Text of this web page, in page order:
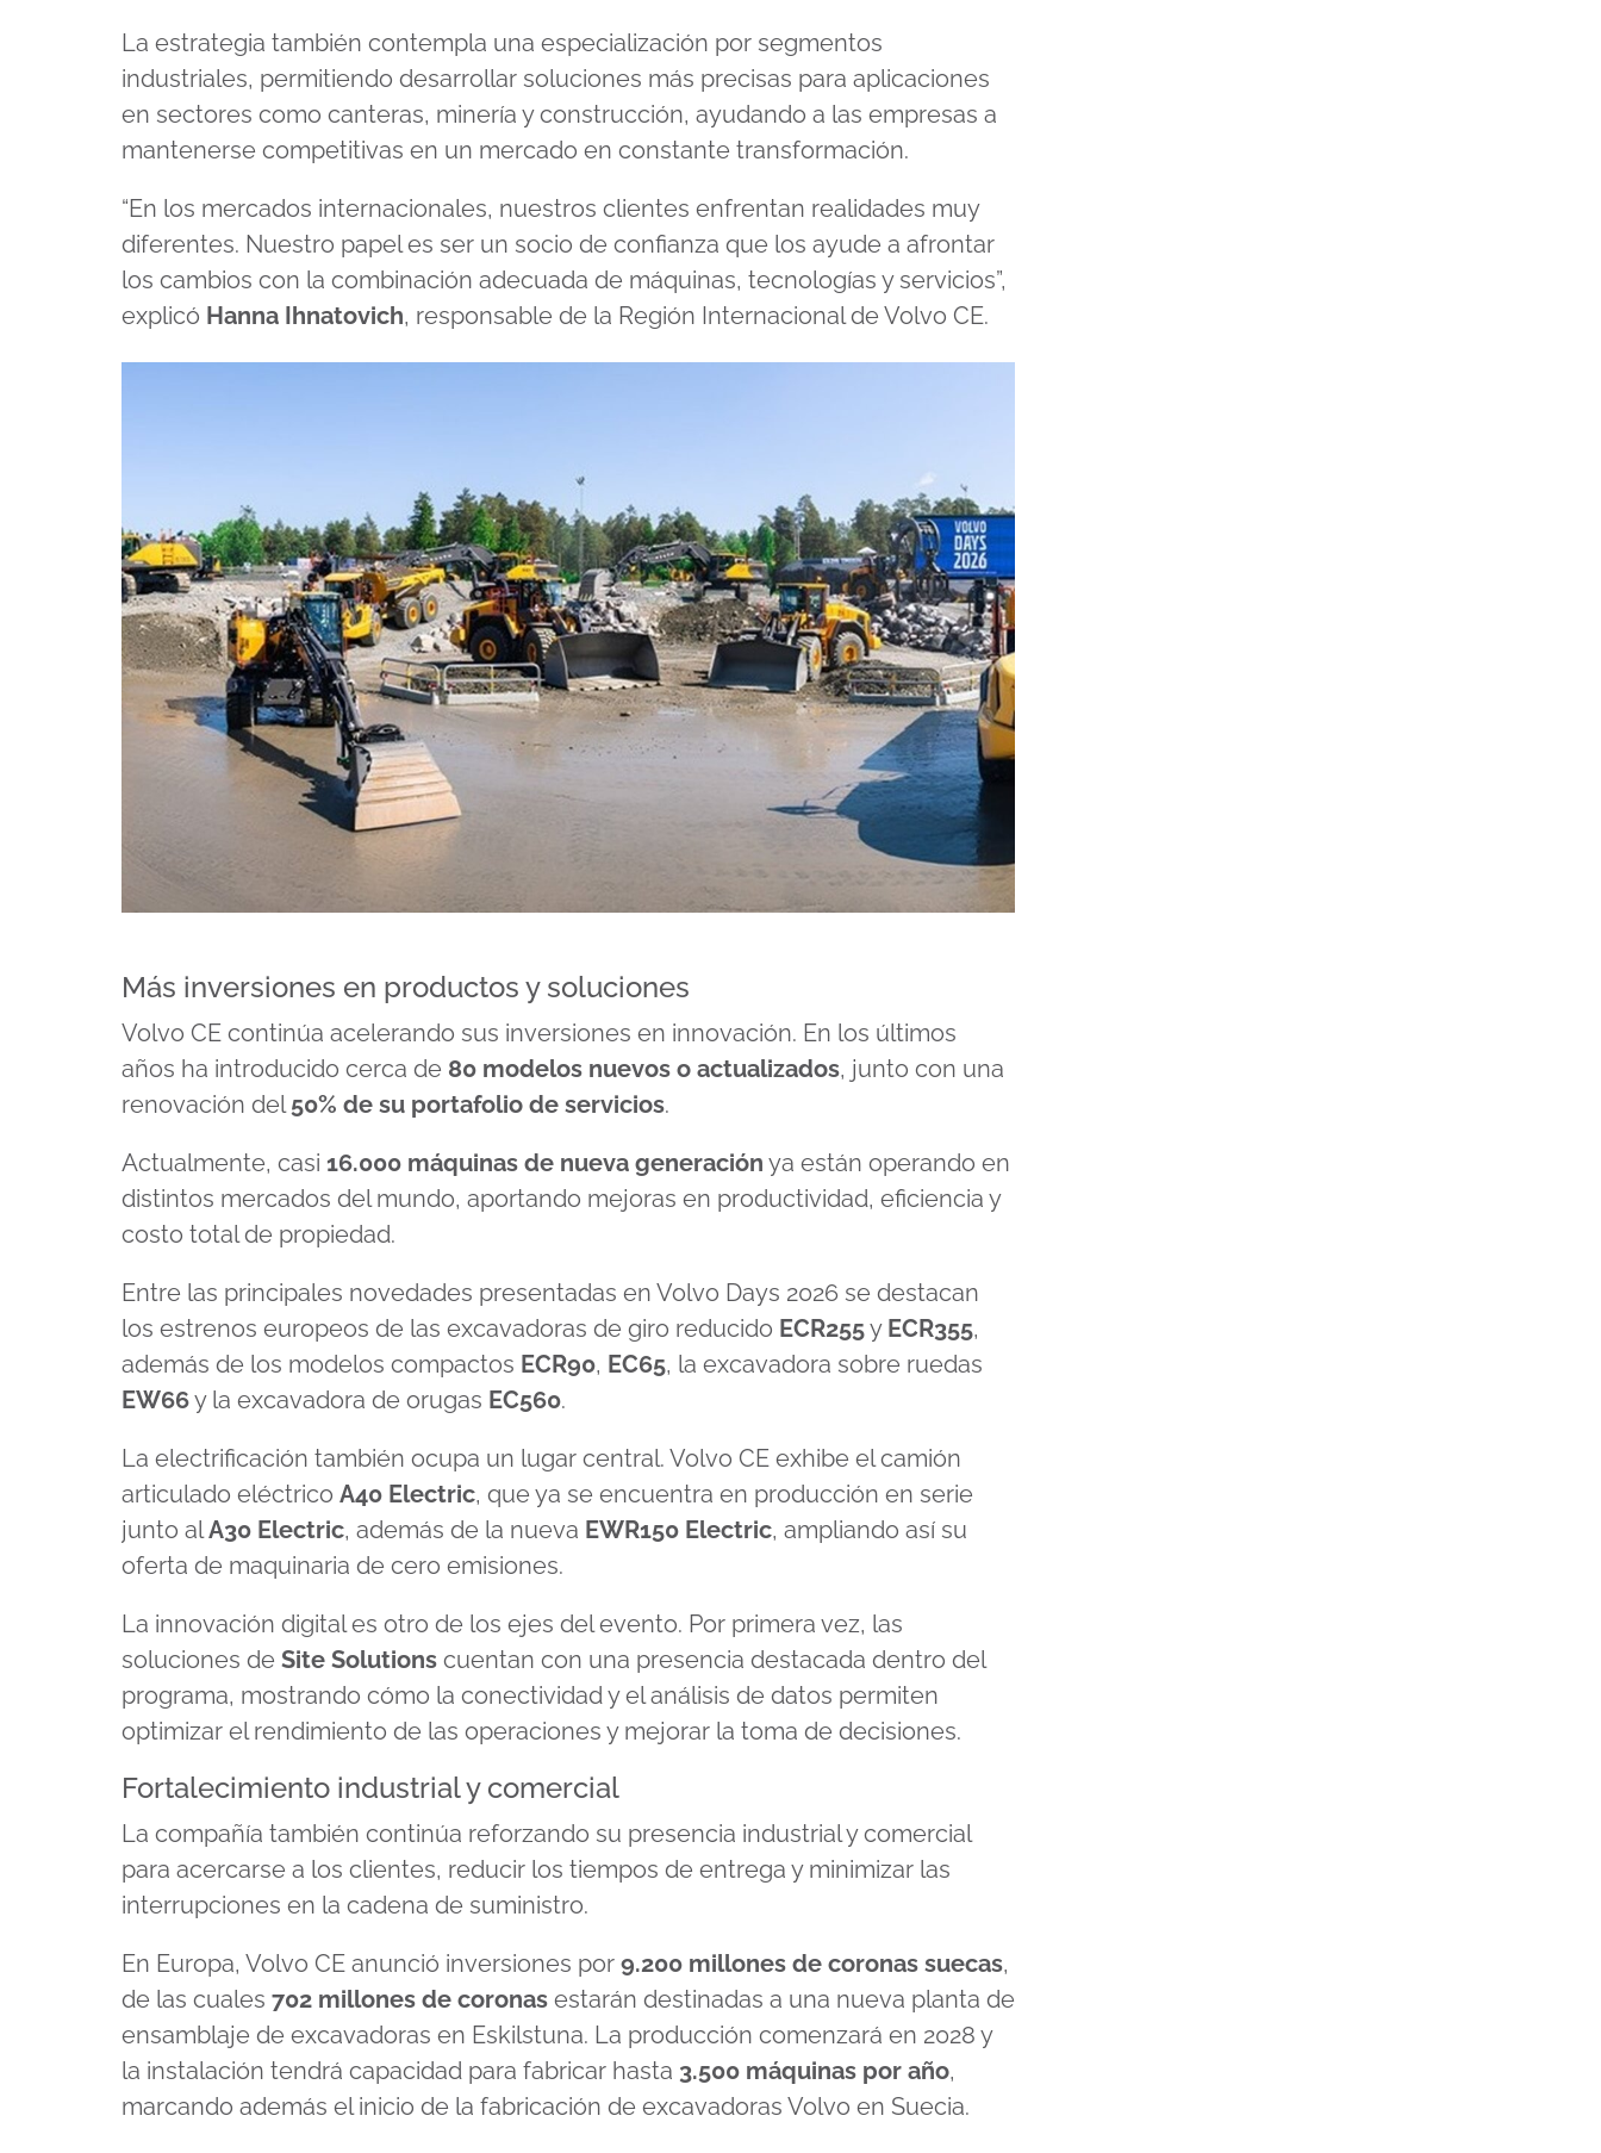
La estrategia también contempla una especialización por segmentos
industriales, permitiendo desarrollar soluciones más precisas para aplicaciones
en sectores como canteras, minería y construcción, ayudando a las empresas a
mantenerse competitivas en un mercado en constante transformación.
“En los mercados internacionales, nuestros clientes enfrentan realidades muy
diferentes. Nuestro papel es ser un socio de confianza que los ayude a afrontar
los cambios con la combinación adecuada de máquinas, tecnologías y servicios”,
explicó Hanna Ihnatovich, responsable de la Región Internacional de Volvo CE.
Más inversiones en productos y soluciones
Volvo CE continúa acelerando sus inversiones en innovación. En los últimos
años ha introducido cerca de 80 modelos nuevos o actualizados, junto con una
renovación del50% de su portafolio de servicios.
Actualmente, casi 16.000 máquinas de nueva generación ya están operando en
distintos mercados del mundo, aportando mejoras en productividad, eficiencia y
costo total de propiedad.
Entre las principales novedades presentadas en Volvo Days 2026 se destacan
los estrenos europeos de las excavadoras de giro reducido ECR255y ECR355,
además de los modelos compactos ECR90, EC65, la excavadora sobre ruedas
EW66y la excavadora de orugas EC560.
La electrificación también ocupa un lugar central. Volvo CE exhibe el camión
articulado eléctrico A40 Electric, que ya se encuentra en producción en serie
junto alA30 Electric, además de la nueva EWR150 Electric, ampliando así su
oferta de maquinaria de cero emisiones.
La innovación digital es otro de los ejes del evento. Por primera vez, las
soluciones de Site Solutions cuentan con una presencia destacada dentro del
programa, mostrando cómo la conectividad y el análisis de datos permiten
optimizar el rendimiento de las operaciones y mejorar la toma de decisiones.
Fortalecimiento industrial y comercial
La compañía también continúa reforzando su presencia industrial y comercial
para acercarse a los clientes, reducir los tiempos de entrega y minimizar las
interrupciones en la cadena de suministro.
En Europa, Volvo CE anunció inversiones por 9.200 millones de coronas suecas,
de las cuales 702 millones de coronas estarán destinadas a una nueva planta de
ensamblaje de excavadoras en Eskilstuna. La producción comenzará en 2028 y
la instalación tendrá capacidad para fabricar hasta 3.500 máquinas por año,
marcando además el inicio de la fabricación de excavadoras Volvo en Suecia.